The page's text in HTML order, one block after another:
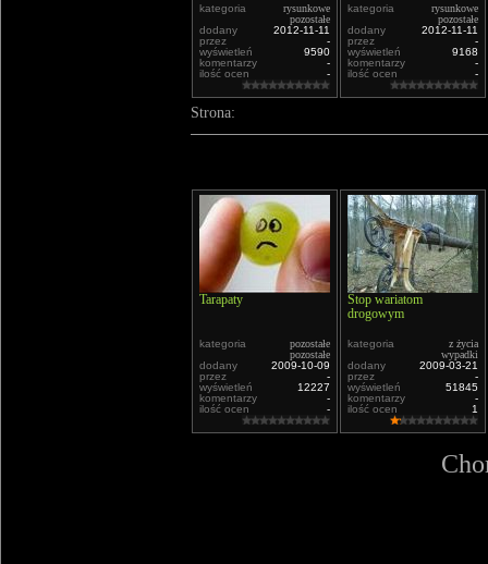
kategoria
rysunkowe
pozostałe
dodany
2012-11-11
przez
-
wyświetleń
9590
komentarzy
-
ilość ocen
-
kategoria
rysunkowe
pozostałe
dodany
2012-11-11
przez
-
wyświetleń
9168
komentarzy
-
ilość ocen
-
Strona:
Tarapaty
kategoria
pozostałe
pozostałe
dodany
2009-10-09
przez
-
wyświetleń
12227
komentarzy
-
ilość ocen
-
Stop wariatom
drogowym
kategoria
z życia
wypadki
dodany
2009-03-21
przez
-
wyświetleń
51845
komentarzy
-
ilość ocen
1